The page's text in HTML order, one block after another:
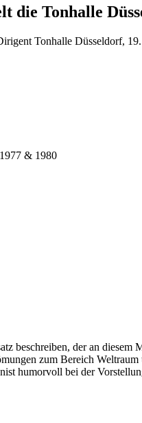
die Tonhalle
& 1980
beschreiben, der an
zum Bereich
humorvoll bei der